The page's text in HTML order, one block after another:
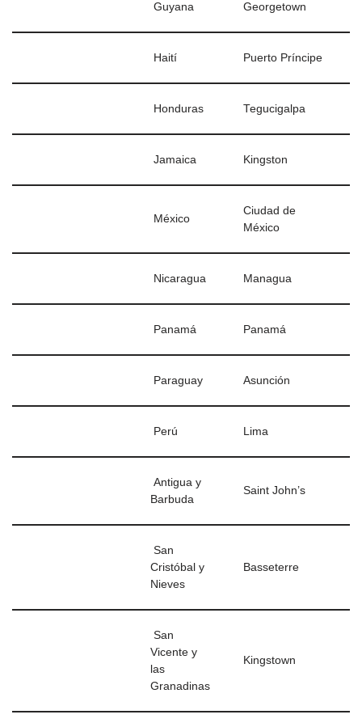
Guyana Georgetown
Haití Puerto Príncipe
Honduras Tegucigalpa
Jamaica Kingston
México
Ciudad de
México
Nicaragua Managua
Panamá Panamá
Paraguay Asunción
Perú Lima
Antigua y
Barbuda
Saint John’s
San
Cristóbal y
Nieves
Basseterre
San
Vicente y
las
Granadinas
Kingstown